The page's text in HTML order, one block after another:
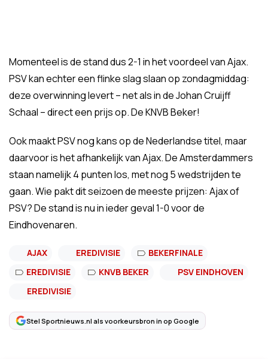
Momenteel is de stand dus 2-1 in het voordeel van Ajax.
PSV kan echter een flinke slag slaan op zondagmiddag:
deze overwinning levert – net als in de Johan Cruijff
Schaal – direct een prijs op. De KNVB Beker!
Ook maakt PSV nog kans op de Nederlandse titel, maar
daarvoor is het afhankelijk van Ajax. De Amsterdammers
staan namelijk 4 punten los, met nog 5 wedstrijden te
gaan. Wie pakt dit seizoen de meeste prijzen: Ajax of
PSV? De stand is nu in ieder geval 1-0 voor de
Eindhovenaren.
AJAX EREDIVISIE
BEKERFINALE
EREDIVISIE
KNVB BEKER
PSV EINDHOVEN
EREDIVISIE
Stel Sportnieuws.nl als voorkeursbron in op Google